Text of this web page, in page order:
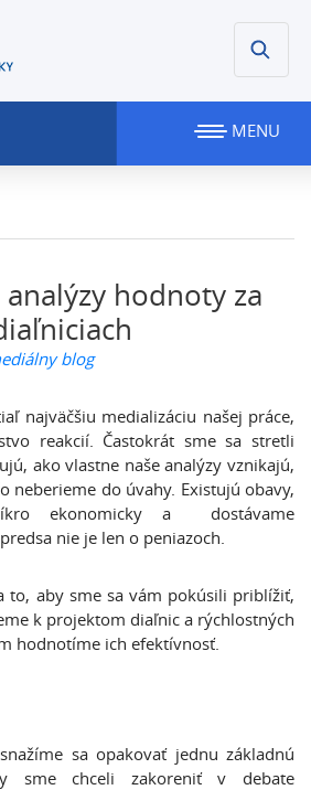
MENU
hodnoty za
blog
najväčšiu medializáciu našej práce,
reakcií. Častokrát sme sa stretli
ako vlastne naše analýzy vznikajú,
neberieme do úvahy. Existujú obavy,
ekonomicky a dostávame
nie je len o peniazoch.
to, aby sme sa vám pokúsili priblížiť,
k projektom diaľnic a rýchlostných
hodnotíme ich efektívnosť.
sa opakovať jednu základnú
sme chceli zakoreniť v debate